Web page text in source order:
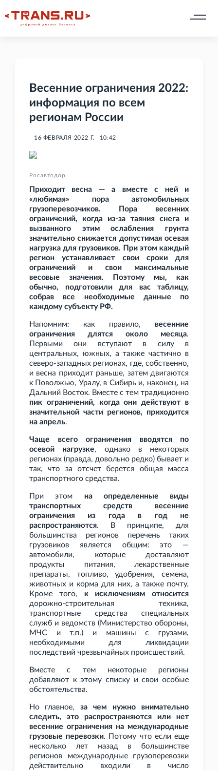
Весенние ограничения 2022:
информация по всем
регионам России
16 ФЕВРАЛЯ 2022 Г. 10:42
Росавтодор
Приходит весна — а вместе с ней и
«любимая» пора автомобильных
грузоперевозчиков. Пора весенних
ограничений, когда из-за таяния снега и
вызванного этим ослабления грунта
значительно снижается допустимая осевая
нагрузка для грузовиков. При этом каждый
регион устанавливает свои сроки для
ограничений и свои максимальные
весовые значения. Поэтому мы, как
обычно, подготовили для вас таблицу,
собрав все необходимые данные по
каждому субъекту РФ.
Напомним: как правило, весенние
ограничения длятся около месяца.
Первыми они вступают в силу в
центральных, южных, а также частично в
северо-западных регионах, где, собственно,
и весна приходит раньше, затем двигаются
к Поволжью, Уралу, в Сибирь и, наконец, на
Дальний Восток. Вместе с тем традиционно
пик ограничений, когда они действуют в
значительной части регионов, приходится
на апрель.
Чаще всего ограничения вводятся по
осевой нагрузке, однако в некоторых
регионах (правда, довольно редко) бывает и
так, что за отсчет берется общая масса
транспортного средства.
При этом на определенные виды
транспортных средств весенние
ограничения из года в год не
распространяются. В принципе, для
большинства регионов перечень таких
грузовиков является общим: это —
автомобили, которые доставляют
продукты питания, лекарственные
препараты, топливо, удобрения, семена,
животных и корма для них, а также почту.
Кроме того, к исключениям относится
дорожно-строительная техника,
транспортные средства специальных
служб и ведомств (Министерство обороны,
МЧС и
т.п.) и машины с грузами,
необходимыми для ликвидации
последствий чрезвычайных происшествий.
Вместе с тем некоторые регионы
добавляют к этому списку и свои особые
обстоятельства.
Но главное, за чем нужно внимательно
следить, это распространяются или нет
весенние ограничения на международные
грузовые перевозки. Потому что если еще
несколько лет назад в большинстве
регионов международные грузоперевозки
действительно входили в число